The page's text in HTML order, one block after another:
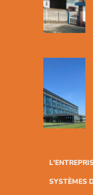
SYSTÈMES